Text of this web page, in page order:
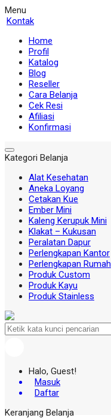
Menu
Kontak
Home
Profil
Katalog
Blog
Reseller
Cara Belanja
Cek Resi
Afiliasi
Konfirmasi
Kategori Belanja
Alat Kesehatan
Aneka Loyang
Cetakan Kue
Ember Mini
Kaleng Kerupuk Mini
Klakat – Kukusan
Peralatan Dapur
Perlengkapan Kantor
Perlengkapan Rumah
Produk Custom
Produk Kayu
Produk Stainless
Halo, Guest!
Masuk
Daftar
Keranjang Belanja